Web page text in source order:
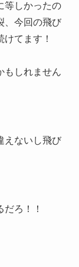
等しかったの
、今回の飛び
てます！
もしれません
えないし飛び
ろ！！